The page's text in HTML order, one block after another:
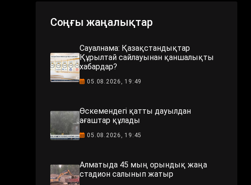
Соңғы жаңалықтар
Сауалнама: Қазақстандықтар
Құрылтай сайлауынан қаншалықты
хабардар?
05.08.2026, 19:49
Өскемендегі қатты дауылдан
ағаштар құлады
05.08.2026, 19:45
Алматыда 45 мың орындық жаңа
стадион салынып жатыр